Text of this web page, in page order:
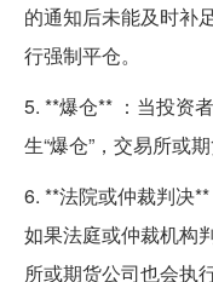
的通知后未能及时补
行强制平仓。
5. **爆仓** ：当投资
生“爆仓”，交易所或
6. **法院或仲裁判决
如果法庭或仲裁机构
所或期货公司也会执